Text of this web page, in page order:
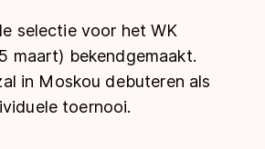
selectie voor het WK
maart) bekendgemaakt.
in Moskou debuteren als
toernooi.